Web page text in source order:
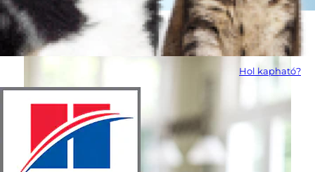
Hol kapható?